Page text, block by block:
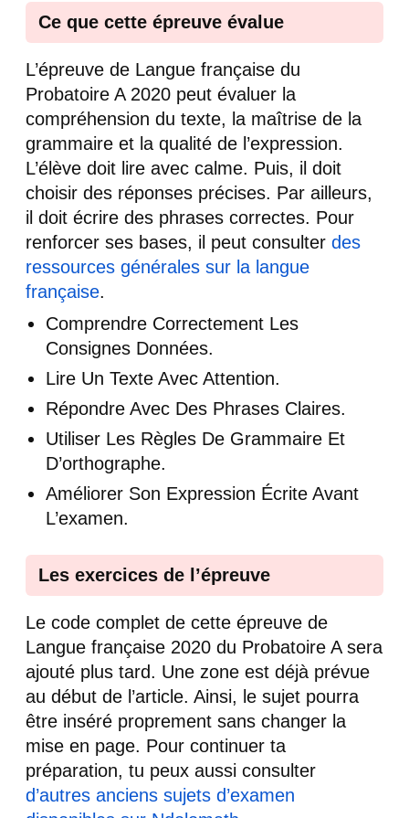
Ce que cette épreuve évalue
L’épreuve de Langue française du
Probatoire A 2020 peut évaluer la
compréhension du texte, la maîtrise de la
grammaire et la qualité de l’expression.
L’élève doit lire avec calme. Puis, il doit
choisir des réponses précises. Par ailleurs,
il doit écrire des phrases correctes. Pour
renforcer ses bases, il peut consulter des
ressources générales sur la langue
française.
Comprendre Correctement Les
Consignes Données.
Lire Un Texte Avec Attention.
Répondre Avec Des Phrases Claires.
Utiliser Les Règles De Grammaire Et
D’orthographe.
Améliorer Son Expression Écrite Avant
L’examen.
Les exercices de l’épreuve
Le code complet de cette épreuve de
Langue française 2020 du Probatoire A sera
ajouté plus tard. Une zone est déjà prévue
au début de l’article. Ainsi, le sujet pourra
être inséré proprement sans changer la
mise en page. Pour continuer ta
préparation, tu peux aussi consulter
d’autres anciens sujets d’examen